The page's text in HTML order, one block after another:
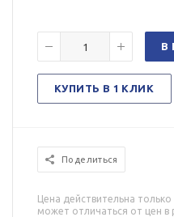
В
КУПИТЬ В 1 КЛИК
Поделиться
Цена действительна
может отличаться от цен в